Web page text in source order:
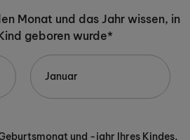
Monat und das Jahr wissen, in
geboren wurde*
und -jahr Ihres Kindes,